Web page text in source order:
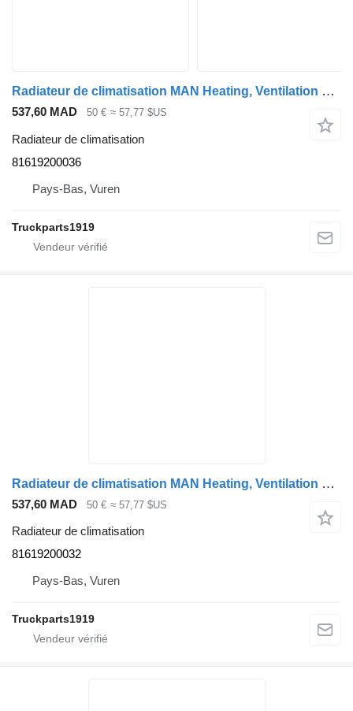
Radiateur de climatisation MAN Heating, Ventilation & AC AC Condensor 81619200036 pour camion
537,60 MAD 50 € ≈ 57,77 $US
Radiateur de climatisation
81619200036
Pays-Bas, Vuren
Truckparts1919
Radiateur de climatisation MAN Heating, Ventilation & AC Condensor TGX 81619200032 pour camion
537,60 MAD 50 € ≈ 57,77 $US
Radiateur de climatisation
81619200032
Pays-Bas, Vuren
Truckparts1919